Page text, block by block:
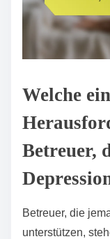
Welche
Betreuer,
Betreuer, die
unterstützen,